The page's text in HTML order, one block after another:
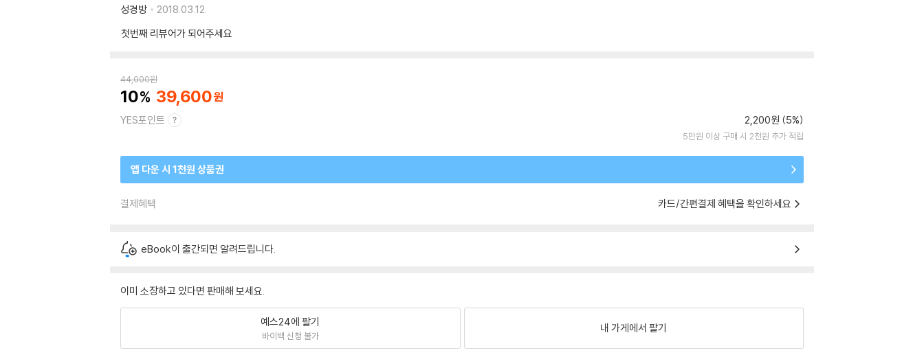
성경방
2018.03.12.
첫번째 리뷰어가 되어주세요
44,000원
10 39,600
YES포인트 2,200원 (5%)
5만원 이상 구매 시 2천원 추가 적립
앱 다운 시 1천원 상품권
결제혜택 카드/간편결제 혜택을 확인하세요
eBook이 출간되면 알려드립니다.
이미 소장하고 있다면 판매해 보세요.
예스24에 팔기
바이백 신청 불가
내 가게에서 팔기